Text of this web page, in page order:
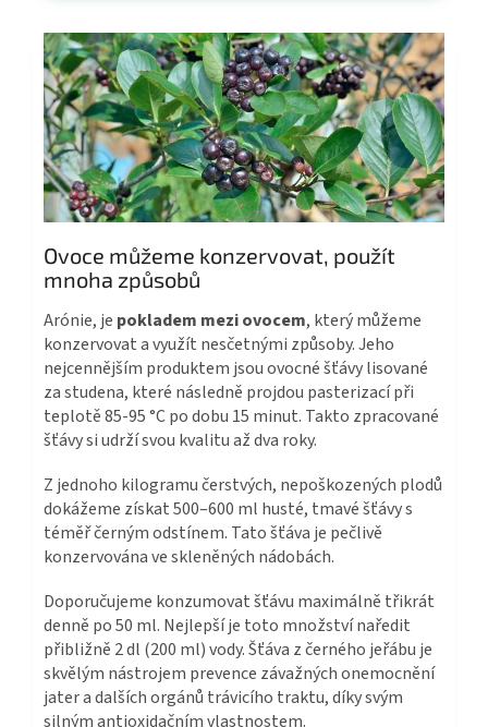
Ovoce můžeme konzervovat, použít
mnoha způsobů​
Arónie, je pokladem mezi ovocem, který můžeme
konzervovat a využít nesčetnými způsoby. Jeho
nejcennějším produktem jsou ovocné šťávy lisované
za studena, které následně projdou pasterizací při
teplotě 85-95 °C po dobu 15 minut. Takto zpracované
šťávy si udrží svou kvalitu až dva roky.
Z jednoho kilogramu čerstvých, nepoškozených plodů
dokážeme získat 500–600 ml husté, tmavé šťávy s
téměř černým odstínem. Tato šťáva je pečlivě
konzervována ve skleněných nádobách.
Doporučujeme konzumovat šťávu maximálně třikrát
denně po 50 ml. Nejlepší je toto množství naředit
přibližně 2 dl (200 ml) vody. Šťáva z černého jeřábu je
skvělým nástrojem prevence závažných onemocnění
jater a dalších orgánů trávicího traktu, díky svým
silným antioxidačním vlastnostem.